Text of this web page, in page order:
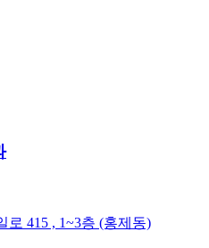
415 , 1~3층 (홍제동)